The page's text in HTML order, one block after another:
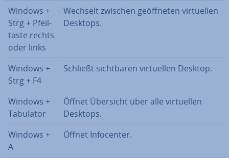
Windows +
Strg + Pfeil­
tas­te rechts
oder links
Wechselt zwischen ge­öff­ne­ten vir­tu­el­len
Desktops.
Windows +
Strg + F4
Schließt sicht­ba­ren vir­tu­el­len Desktop.
Windows +
Tabulator
Öffnet Übersicht über alle vir­tu­el­len
Desktops.
Windows +
A
Öffnet In­fo­cen­ter.